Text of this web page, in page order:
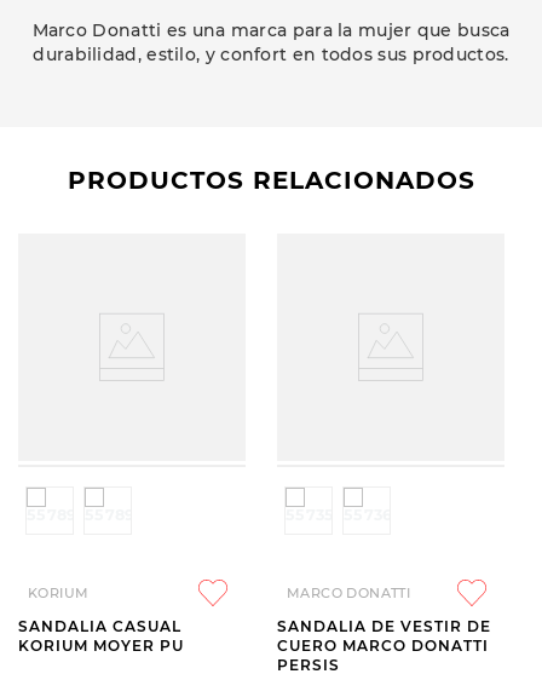
Marco Donatti es una marca para la mujer que busca
durabilidad, estilo, y confort en todos sus productos.
PRODUCTOS RELACIONADOS
KORIUM
SANDALIA CASUAL
KORIUM MOYER PU
MARCO DONATTI
SANDALIA DE VESTIR DE
CUERO MARCO DONATTI
PERSIS